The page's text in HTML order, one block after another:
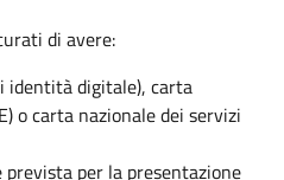
di avere:
identità digitale), carta
o carta nazionale dei servizi
per la presentazione